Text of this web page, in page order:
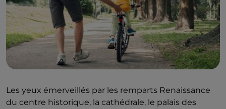
Les yeux émerveillés par les remparts Renaissance
du centre historique, la cathédrale, le palais des